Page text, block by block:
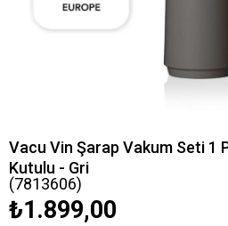
Vacu Vin Şarap Vakum Seti 1
Kutulu - Gri
(7813606)
₺1.899,00